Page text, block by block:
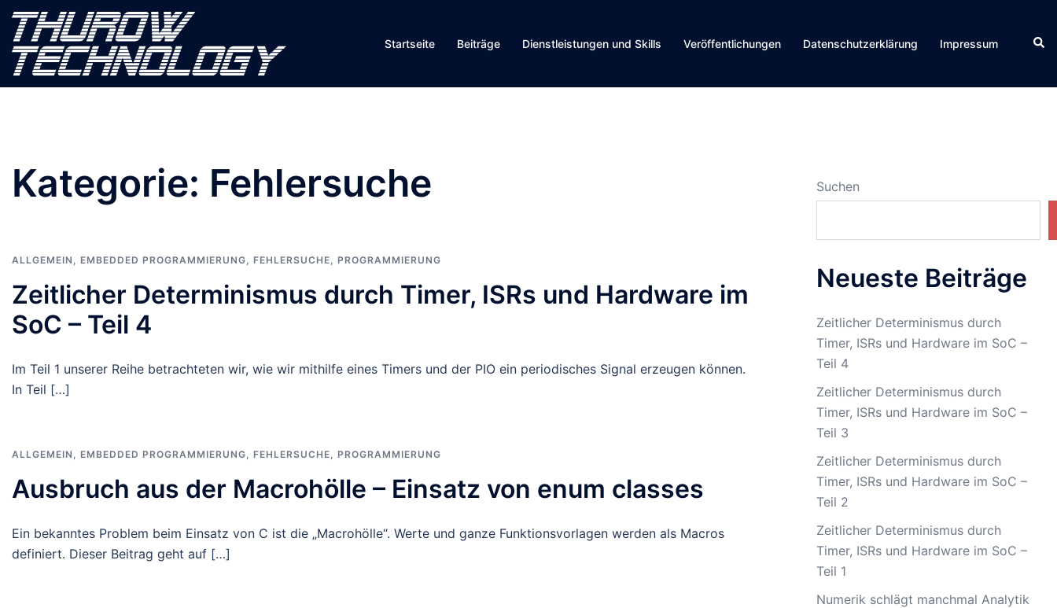
Zum
Inhalt
springen
Startseite Beiträge Dienstleistungen und Skills Veröffentlichungen Datenschutzerklärung Impressum
Kategorie: Fehlersuche
ALLGEMEIN EMBEDDED PROGRAMMIERUNG FEHLERSUCHE PROGRAMMIERUNG
Zeitlicher Determinismus durch Timer, ISRs und Hardware im
SoC – Teil 4
Im Teil 1 unserer Reihe betrachteten wir, wie wir mithilfe eines Timers und der PIO ein periodisches Signal erzeugen können.
In Teil […]
ALLGEMEIN EMBEDDED PROGRAMMIERUNG FEHLERSUCHE PROGRAMMIERUNG
Ausbruch aus der Macrohölle – Einsatz von enum classes
Ein bekanntes Problem beim Einsatz von C ist die „Macrohölle“. Werte und ganze Funktionsvorlagen werden als Macros
definiert. Dieser Beitrag geht auf […]
Suchen
Neueste Beiträge
Zeitlicher Determinismus durch
Timer, ISRs und Hardware im SoC –
Teil 4
Zeitlicher Determinismus durch
Timer, ISRs und Hardware im SoC –
Teil 3
Zeitlicher Determinismus durch
Timer, ISRs und Hardware im SoC –
Teil 2
Zeitlicher Determinismus durch
Timer, ISRs und Hardware im SoC –
Teil 1
Numerik schlägt manchmal Analytik